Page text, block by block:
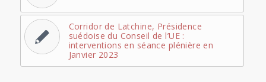
Corridor de Latchine, Présidence
suédoise du Conseil de l’UE :
interventions en séance plénière en
Janvier 2023